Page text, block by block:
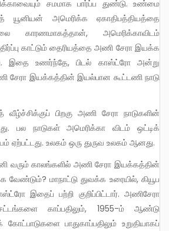
சமமாக பார்ப்ப துண்டு. உண்மை
அமெரிக்க ஏகாதிபத்தியத்தை
காரணமாகத்தான், அமெரிக்காவிடம்
காட்டும் தைரியத்தை அணி சேரா இயக்க
இதை உணர்ந்தே, பிடல் காஸ்ட்ரோ அன்று
சேரா இயக்கத்தின் இயல்பான கூட்டணி நாடு
பல நாடுகள் அமெரிக்கா விடம் ஒட்டிக்
உலகம் ஒரு துருவ உலகம் ஆனது.
வேண்டும்? மாநாட்டு துவக்க உரையில், கியூப
இதைப் பற்றி குறிப்பிட்டார். அணிசேரா
காப்பதிலும், 1955-ம் ஆண்டு
பாதுகாப்பதிலும் உறுதியாகப்